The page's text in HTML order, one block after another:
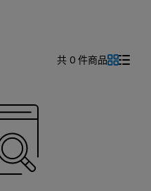
共 0 件商品